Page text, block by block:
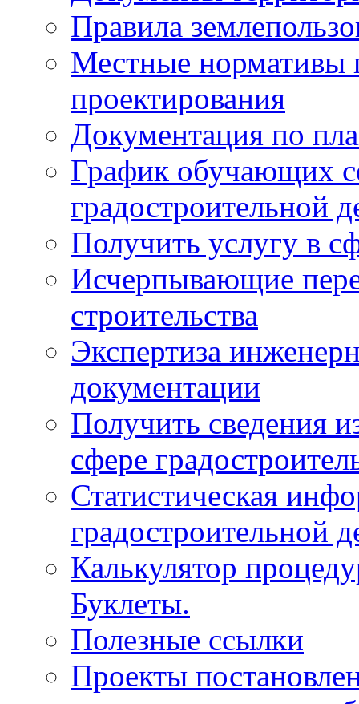
Правила
Местные нормативы
проектирования
Документация по
График обучающих
градостроительной
Получить услугу в
Исчерпывающие
строительства
Экспертиза
документации
Получить сведения
сфере
Статистическая
градостроительной
Калькулятор
Буклеты.
Полезные ссылки
Проекты